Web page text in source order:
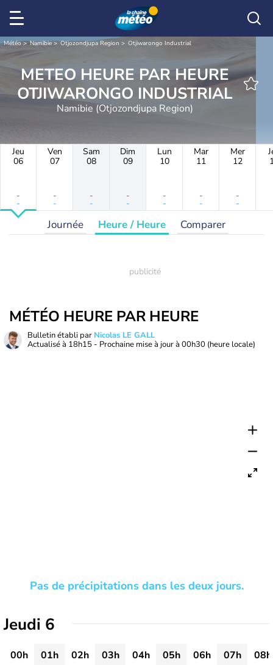
Météo Namibie Otjozondjupa Region Otjiwarongo Industrial
METEO HEURE PAR HEURE
OTJIWARONGO INDUSTRIAL
Namibie (Otjozondjupa Region)
Jeu
06
-
-
Ven
07
-
-
Sam
08
-
-
Dim
09
-
-
Lun
10
-
-
Mar
11
-
-
Mer
12
-
-
Journée Heure / Heure Comparer
MÉTÉO HEURE PAR HEURE
Bulletin établi par Nicolas LE GALL
Actualisé à 18h15 - Prochaine mise à jour à 00h30 (heure locale)
Pas de précipitations dans les deux jours.
Jeudi 6
00h 01h 02h 03h 04h 05h 06h 07h
08h